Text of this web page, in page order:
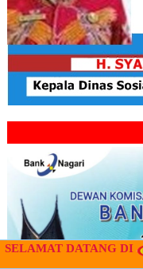
SELAMAT DATANG DI